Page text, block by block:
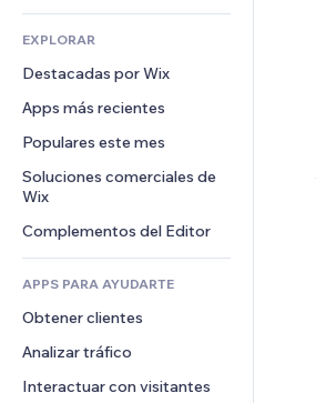
Anuncios del sitio
Email
Contabilidad
Cupones y fidelización
Almacenamiento de mercancía
Crowdfunding
Alimentos y bebidas
Inmobiliarias
Reservas
Pódcast
Fotografía
Video
PDF
Compartir archivos
Noticias
Servicios de contenido
Efectos de texto
Privacidad y seguridad
Reloj
Plantillas para páginas
Efectos de imágenes
Botones y menús
Banners e insignias
Calculadoras
Buscar
Formularios
Encuestas
Chat
Comentarios
Teléfono
Comunidad
Reseñas y testimonios
EXPLORAR
Destacadas por Wix
Apps más recientes
Populares este mes
Soluciones comerciales de
Wix
Complementos del Editor
APPS PARA AYUDARTE
Obtener clientes
Analizar tráfico
Interactuar con visitantes